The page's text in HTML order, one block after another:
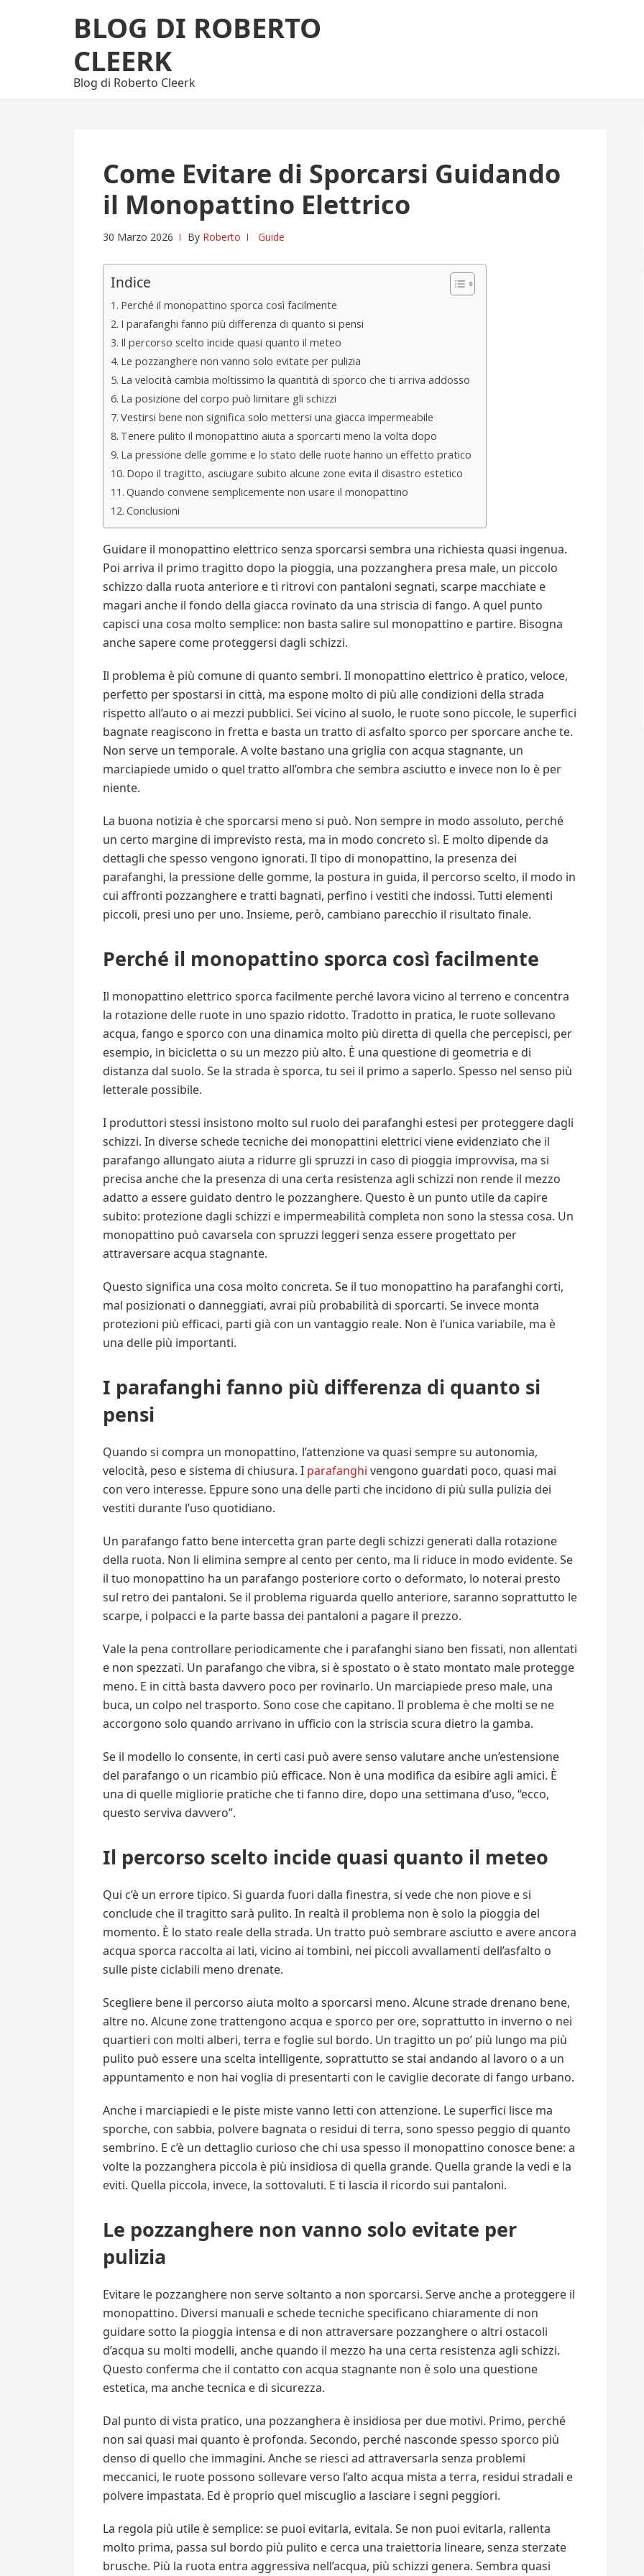
to
to
BLOG DI ROBERTO
CLEERK
Blog di Roberto Cleerk
Come Evitare di Sporcarsi Guidando
il Monopattino Elettrico
30 Marzo 2026 By Roberto Guide
Indice
Perché il monopattino sporca così facilmente
I parafanghi fanno più differenza di quanto si pensi
Il percorso scelto incide quasi quanto il meteo
Le pozzanghere non vanno solo evitate per pulizia
La velocità cambia moltissimo la quantità di sporco che ti arriva addosso
La posizione del corpo può limitare gli schizzi
Vestirsi bene non significa solo mettersi una giacca impermeabile
Tenere pulito il monopattino aiuta a sporcarti meno la volta dopo
La pressione delle gomme e lo stato delle ruote hanno un effetto pratico
Dopo il tragitto, asciugare subito alcune zone evita il disastro estetico
Quando conviene semplicemente non usare il monopattino
Conclusioni
Guidare il monopattino elettrico senza sporcarsi sembra una richiesta quasi ingenua.
Poi arriva il primo tragitto dopo la pioggia, una pozzanghera presa male, un piccolo
schizzo dalla ruota anteriore e ti ritrovi con pantaloni segnati, scarpe macchiate e
magari anche il fondo della giacca rovinato da una striscia di fango. A quel punto
capisci una cosa molto semplice: non basta salire sul monopattino e partire. Bisogna
anche sapere come proteggersi dagli schizzi.
Il problema è più comune di quanto sembri. Il monopattino elettrico è pratico, veloce,
perfetto per spostarsi in città, ma espone molto di più alle condizioni della strada
rispetto all’auto o ai mezzi pubblici. Sei vicino al suolo, le ruote sono piccole, le superfici
bagnate reagiscono in fretta e basta un tratto di asfalto sporco per sporcare anche te.
Non serve un temporale. A volte bastano una griglia con acqua stagnante, un
marciapiede umido o quel tratto all’ombra che sembra asciutto e invece non lo è per
niente.
La buona notizia è che sporcarsi meno si può. Non sempre in modo assoluto, perché
un certo margine di imprevisto resta, ma in modo concreto sì. E molto dipende da
dettagli che spesso vengono ignorati. Il tipo di monopattino, la presenza dei
parafanghi, la pressione delle gomme, la postura in guida, il percorso scelto, il modo in
cui affronti pozzanghere e tratti bagnati, perfino i vestiti che indossi. Tutti elementi
piccoli, presi uno per uno. Insieme, però, cambiano parecchio il risultato finale.
Perché il monopattino sporca così facilmente
Il monopattino elettrico sporca facilmente perché lavora vicino al terreno e concentra
la rotazione delle ruote in uno spazio ridotto. Tradotto in pratica, le ruote sollevano
acqua, fango e sporco con una dinamica molto più diretta di quella che percepisci, per
esempio, in bicicletta o su un mezzo più alto. È una questione di geometria e di
distanza dal suolo. Se la strada è sporca, tu sei il primo a saperlo. Spesso nel senso più
letterale possibile.
I produttori stessi insistono molto sul ruolo dei parafanghi estesi per proteggere dagli
schizzi. In diverse schede tecniche dei monopattini elettrici viene evidenziato che il
parafango allungato aiuta a ridurre gli spruzzi in caso di pioggia improvvisa, ma si
precisa anche che la presenza di una certa resistenza agli schizzi non rende il mezzo
adatto a essere guidato dentro le pozzanghere. Questo è un punto utile da capire
subito: protezione dagli schizzi e impermeabilità completa non sono la stessa cosa. Un
monopattino può cavarsela con spruzzi leggeri senza essere progettato per
attraversare acqua stagnante.
Questo significa una cosa molto concreta. Se il tuo monopattino ha parafanghi corti,
mal posizionati o danneggiati, avrai più probabilità di sporcarti. Se invece monta
protezioni più efficaci, parti già con un vantaggio reale. Non è l’unica variabile, ma è
una delle più importanti.
I parafanghi fanno più differenza di quanto si
pensi
Quando si compra un monopattino, l’attenzione va quasi sempre su autonomia,
velocità, peso e sistema di chiusura. I parafanghi vengono guardati poco, quasi mai
con vero interesse. Eppure sono una delle parti che incidono di più sulla pulizia dei
vestiti durante l’uso quotidiano.
Un parafango fatto bene intercetta gran parte degli schizzi generati dalla rotazione
della ruota. Non li elimina sempre al cento per cento, ma li riduce in modo evidente. Se
il tuo monopattino ha un parafango posteriore corto o deformato, lo noterai presto
sul retro dei pantaloni. Se il problema riguarda quello anteriore, saranno soprattutto le
scarpe, i polpacci e la parte bassa dei pantaloni a pagare il prezzo.
Vale la pena controllare periodicamente che i parafanghi siano ben fissati, non allentati
e non spezzati. Un parafango che vibra, si è spostato o è stato montato male protegge
meno. E in città basta davvero poco per rovinarlo. Un marciapiede preso male, una
buca, un colpo nel trasporto. Sono cose che capitano. Il problema è che molti se ne
accorgono solo quando arrivano in ufficio con la striscia scura dietro la gamba.
Se il modello lo consente, in certi casi può avere senso valutare anche un’estensione
del parafango o un ricambio più efficace. Non è una modifica da esibire agli amici. È
una di quelle migliorie pratiche che ti fanno dire, dopo una settimana d’uso, “ecco,
questo serviva davvero”.
Il percorso scelto incide quasi quanto il meteo
Qui c’è un errore tipico. Si guarda fuori dalla finestra, si vede che non piove e si
conclude che il tragitto sarà pulito. In realtà il problema non è solo la pioggia del
momento. È lo stato reale della strada. Un tratto può sembrare asciutto e avere ancora
acqua sporca raccolta ai lati, vicino ai tombini, nei piccoli avvallamenti dell’asfalto o
sulle piste ciclabili meno drenate.
Scegliere bene il percorso aiuta molto a sporcarsi meno. Alcune strade drenano bene,
altre no. Alcune zone trattengono acqua e sporco per ore, soprattutto in inverno o nei
quartieri con molti alberi, terra e foglie sul bordo. Un tragitto un po’ più lungo ma più
pulito può essere una scelta intelligente, soprattutto se stai andando al lavoro o a un
appuntamento e non hai voglia di presentarti con le caviglie decorate di fango urbano.
Anche i marciapiedi e le piste miste vanno letti con attenzione. Le superfici lisce ma
sporche, con sabbia, polvere bagnata o residui di terra, sono spesso peggio di quanto
sembrino. E c’è un dettaglio curioso che chi usa spesso il monopattino conosce bene: a
volte la pozzanghera piccola è più insidiosa di quella grande. Quella grande la vedi e la
eviti. Quella piccola, invece, la sottovaluti. E ti lascia il ricordo sui pantaloni.
Le pozzanghere non vanno solo evitate per
pulizia
Evitare le pozzanghere non serve soltanto a non sporcarsi. Serve anche a proteggere il
monopattino. Diversi manuali e schede tecniche specificano chiaramente di non
guidare sotto la pioggia intensa e di non attraversare pozzanghere o altri ostacoli
d’acqua su molti modelli, anche quando il mezzo ha una certa resistenza agli schizzi.
Questo conferma che il contatto con acqua stagnante non è solo una questione
estetica, ma anche tecnica e di sicurezza.
Dal punto di vista pratico, una pozzanghera è insidiosa per due motivi. Primo, perché
non sai quasi mai quanto è profonda. Secondo, perché nasconde spesso sporco più
denso di quello che immagini. Anche se riesci ad attraversarla senza problemi
meccanici, le ruote possono sollevare verso l’alto acqua mista a terra, residui stradali e
polvere impastata. Ed è proprio quel miscuglio a lasciare i segni peggiori.
La regola più utile è semplice: se puoi evitarla, evitala. Se non puoi evitarla, rallenta
molto prima, passa sul bordo più pulito e cerca una traiettoria lineare, senza sterzate
brusche. Più la ruota entra aggressiva nell’acqua, più schizzi genera. Sembra quasi